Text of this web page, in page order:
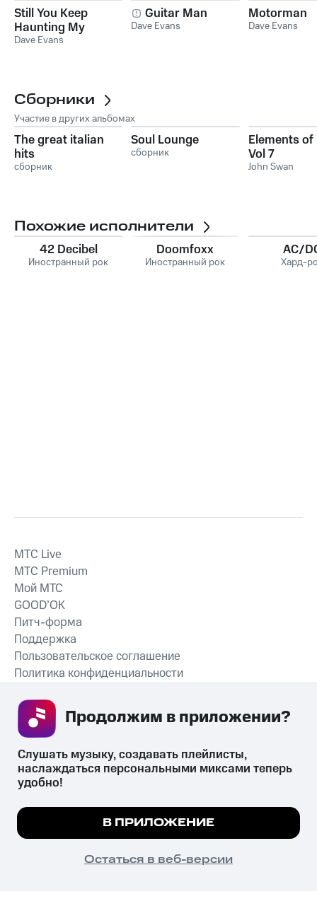
Still You Keep
Haunting My
Dreams
Dave Evans
Guitar Man
Dave Evans
Motorman
Dave Evans
Сборники
Участие в других альбомах
The great italian
hits
сборник
Soul Lounge
сборник
Elements of
Vol 7
John Swan
Похожие исполнители
42 Decibel
Иностранный рок
Doomfoxx
Иностранный рок
AC/
Хард-
СКАЧАТЬ ПРИЛОЖЕНИЕ
MTС Live
MTС Premium
Мой МТС
GOOD’OK
Питч-форма
Поддержка
Пользовательское соглашение
Политика конфиденциальности
психотропных веществ, их аналогов причиняет вред здоровью,
их незаконный оборот запрещён и влечёт установленную
законодательством ответственность.
© 2026 ООО «КИОН».
Все права защищены
Мы используем куки, чтобы на сайте все
Подробнее
ПОНЯТНО
Слушать музыку, создавать плейлисты,
наслаждаться персональными миксами теперь
удобно!
В ПРИЛОЖЕНИЕ
Остаться в веб-версии